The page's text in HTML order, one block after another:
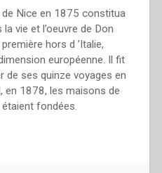
Nice en 1875 constitua
vie et l’oeuvre de Don
hors d ’Italie,
européenne. Il fit
de ses quinze voyages en
en 1878, les maisons de
fondées.